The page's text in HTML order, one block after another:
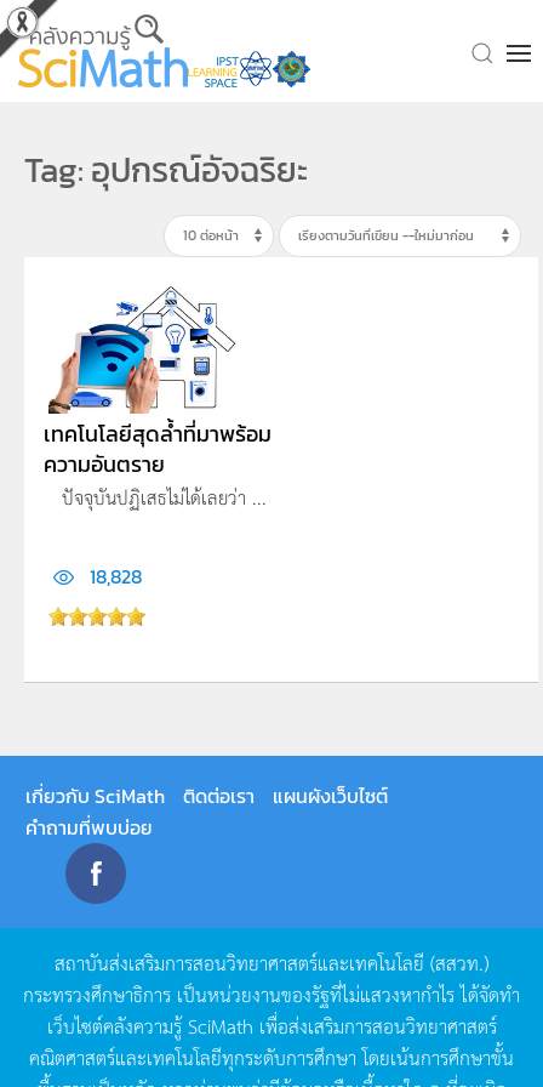
Skip to main content
Tag: อุปกรณ์อัจฉริยะ
เทคโนโลยีสุดล้ำที่มาพร้อม
ความอันตราย
ปัจจุบันปฏิเสธไม่ได้เลยว่า ...
18,828
เกี่ยวกับ SciMath ติดต่อเรา
แผนผังเว็บไซต์
คำถามที่พบบ่อย
สถาบันส่งเสริมการสอนวิทยาศาสตร์และเทคโนโลยี (สสวท.)
กระทรวงศึกษาธิการ เป็นหน่วยงานของรัฐที่ไม่แสวงหากำไรได้จัดทำ
เว็บไซต์คลังความรู้SciMath เพื่อส่งเสริมการสอนวิทยาศาสตร์
คณิตศาสตร์และเทคโนโลยีทุกระดับการศึกษา โดยเน้นการศึกษาขั้น